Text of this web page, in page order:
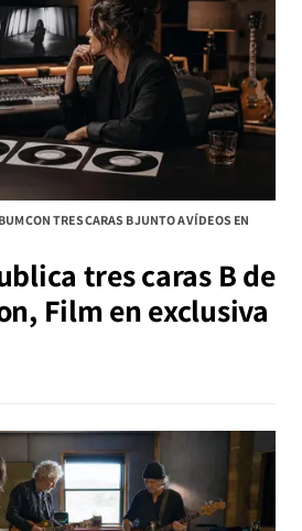
CON TRES CARAS B JUNTO A VÍDEOS EN
tres caras B de
Film en exclusiva